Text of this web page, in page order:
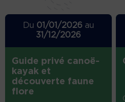
Du 01/01/2026au
31/12/2026
Guide privé canoë-
kayak et
découverte faune
flore